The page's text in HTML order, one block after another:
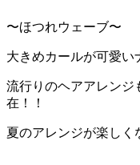
〜ほつれウェーブ〜
大きめカールが可愛い
流行りのヘアアレンジ
在！！
夏のアレンジが楽しく